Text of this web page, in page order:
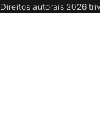
Direitos autorais 2026